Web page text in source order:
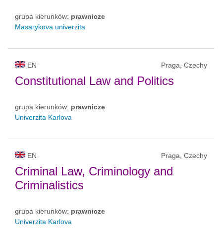
grupa kierunków: prawnicze
Masarykova univerzita
EN Praga, Czechy
Constitutional Law and Politics
grupa kierunków: prawnicze
Univerzita Karlova
EN Praga, Czechy
Criminal Law, Criminology and
Criminalistics
grupa kierunków: prawnicze
Univerzita Karlova